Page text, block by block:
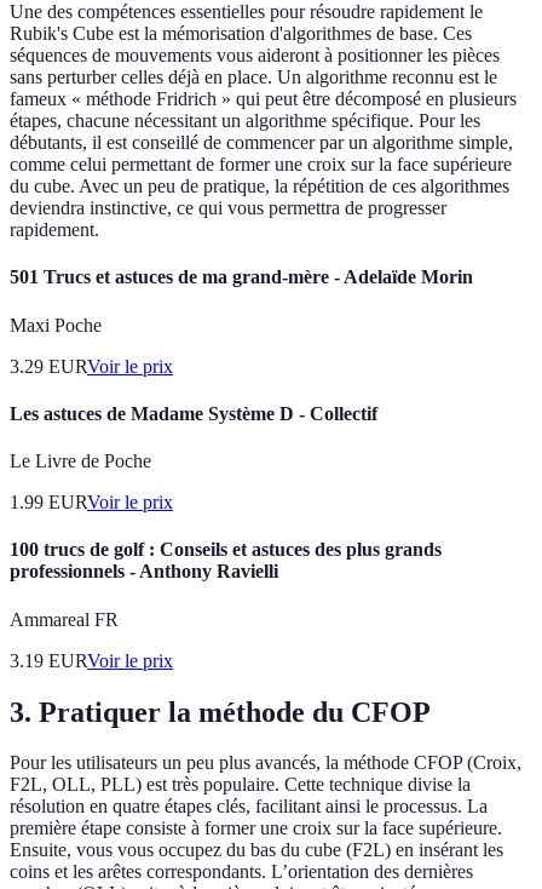
Une des compétences essentielles pour résoudre rapidement le
Rubik's Cube est la mémorisation d'algorithmes de base. Ces
séquences de mouvements vous aideront à positionner les pièces
sans perturber celles déjà en place. Un algorithme reconnu est le
fameux « méthode Fridrich » qui peut être décomposé en plusieurs
étapes, chacune nécessitant un algorithme spécifique. Pour les
débutants, il est conseillé de commencer par un algorithme simple,
comme celui permettant de former une croix sur la face supérieure
du cube. Avec un peu de pratique, la répétition de ces algorithmes
deviendra instinctive, ce qui vous permettra de progresser
rapidement.
501 Trucs et astuces de ma grand-mère - Adelaïde Morin
Maxi Poche
3.29 EURVoir le prix
Les astuces de Madame Système D - Collectif
Le Livre de Poche
1.99 EURVoir le prix
100 trucs de golf : Conseils et astuces des plus grands
professionnels - Anthony Ravielli
Ammareal FR
3.19 EURVoir le prix
3. Pratiquer la méthode du CFOP
Pour les utilisateurs un peu plus avancés, la méthode CFOP (Croix,
F2L, OLL, PLL) est très populaire. Cette technique divise la
résolution en quatre étapes clés, facilitant ainsi le processus. La
première étape consiste à former une croix sur la face supérieure.
Ensuite, vous vous occupez du bas du cube (F2L) en insérant les
coins et les arêtes correspondants. L’orientation des dernières